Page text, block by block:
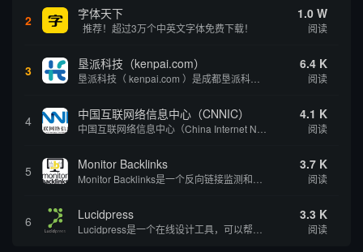
2 字体天下
推荐！超过3万个中英文字体免费下载！
1.0 W
阅读
3 垦派科技（kenpai.com） 6.4 K
阅读
4 中国互联网络信息中心（CNNIC） 4.1 K
阅读
5 Monitor Backlinks 3.7 K
阅读
6 Lucidpress 3.3 K
阅读